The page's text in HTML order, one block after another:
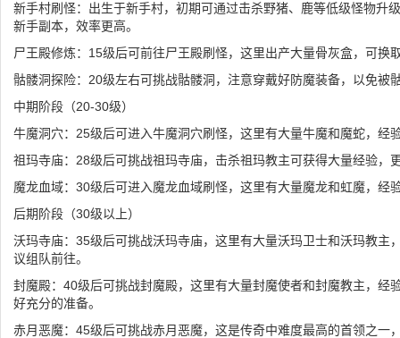
新手村刷怪：出生于新手村，初期可通过击杀野猪、鹿等低级怪物升
新手副本，效率更高。
尸王殿修炼：15级后可前往尸王殿刷怪，这里出产大量骨灰盒，可换
骷髅洞探险：20级左右可挑战骷髅洞，注意穿戴好防魔装备，以免被
中期阶段（20-30级）
牛魔洞穴：25级后可进入牛魔洞穴刷怪，这里有大量牛魔和魔蛇，经
祖玛寺庙：28级后可挑战祖玛寺庙，击杀祖玛教主可获得大量经验，
魔龙血域：30级后可进入魔龙血域刷怪，这里有大量魔龙和虹魔，经
后期阶段（30级以上）
沃玛寺庙：35级后可挑战沃玛寺庙，这里有大量沃玛卫士和沃玛教主
议组队前往。
封魔殿：40级后可挑战封魔殿，这里有大量封魔使者和封魔教主，经
好充分的准备。
赤月恶魔：45级后可挑战赤月恶魔，这是传奇中难度最高的首领之一